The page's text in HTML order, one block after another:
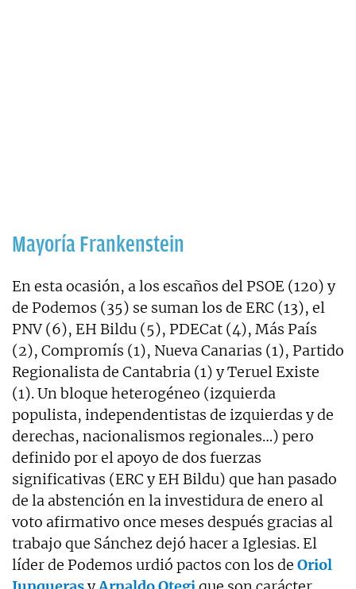
Mayoría Frankenstein
En esta ocasión, a los escaños del PSOE (120) y
de Podemos (35) se suman los de ERC (13), el
PNV (6), EH Bildu (5), PDECat (4), Más País
(2), Compromís (1), Nueva Canarias (1), Partido
Regionalista de Cantabria (1) y Teruel Existe
(1). Un bloque heterogéneo (izquierda
populista, independentistas de izquierdas y de
derechas, nacionalismos regionales…) pero
definido por el apoyo de dos fuerzas
significativas (ERC y EH Bildu) que han pasado
de la abstención en la investidura de enero al
voto afirmativo once meses después gracias al
trabajo que Sánchez dejó hacer a Iglesias. El
líder de Podemos urdió pactos con los de Oriol